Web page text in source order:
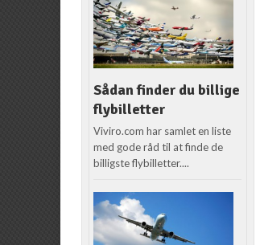
Sådan finder du billige
flybilletter
Viviro.com har samlet en liste
med gode råd til at finde de
billigste flybilletter....